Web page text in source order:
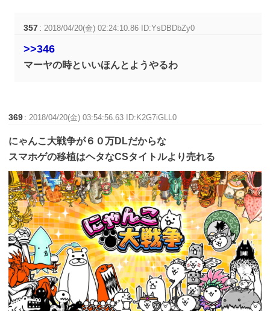
357 :2018/04/20(金) 02:24:10.86 ID:YsDBDbZy0
>>346
マーヤの時といいほんとようやるわ
369 :2018/04/20(金) 03:54:56.63 ID:K2G7iGLL0
にゃんこ大戦争が６０万DLだからな
スマホゲの移植はヘタなCSタイトルより売れる